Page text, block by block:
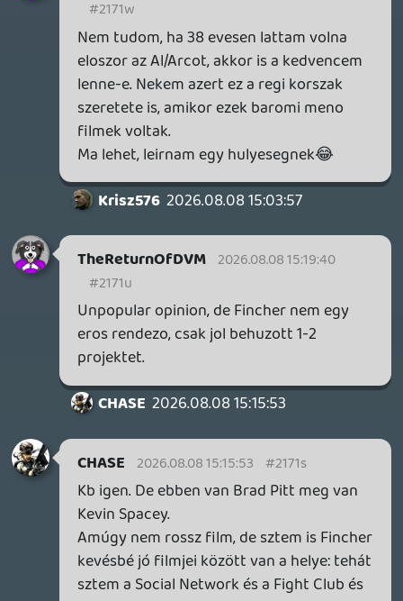
Itt nem csak a retro korszak a lényeg,
hanem minőség, stílus.
TheReturnOfDVM 2026.08.08 14:35:47
CHASE 2026.08.08 14:57:57 #2171c
Tesztoszteron + egysorosok. Plusz talán az
első fekete villain, ebben nem vagyok
biztos.
Krisz576 2026.08.08 14:22:58
CHASE
"Tisztan emlekszem, hogy a 90-es, 2000-
es evekben meg sokan a nyolcvanas evek
akcioit sirtak vissza (Rambo, Predator,
Van-Damme, stb)."
Pontosan. Lásd pl Pusztító, ami konkrétan
arról szól hogy a csávó a 90-es évekből
származik és hát az milyen barbár. 😃
CHASE 2026.08.08 14:50:54 #2171a
Ez tényleg nagyon jó, javarészt elfeledtem
őket, másrészt mint mondom, sztem az új
filmek ezt tényleg nyújtják.
Vagy nem új filmek, de amit újonnan
láttam pl Raid filmek. De ezzel együtt ez
tényleg egy jó jelenet.